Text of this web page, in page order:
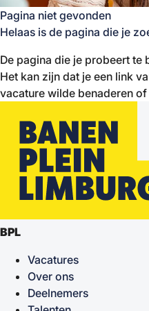
Pagina niet gevonden
Helaas is de pagina die je
De pagina die je probeert te
Het kan zijn dat je een link
vacature wilde benaderen
BPL
Vacatures
Over ons
Deelnemers